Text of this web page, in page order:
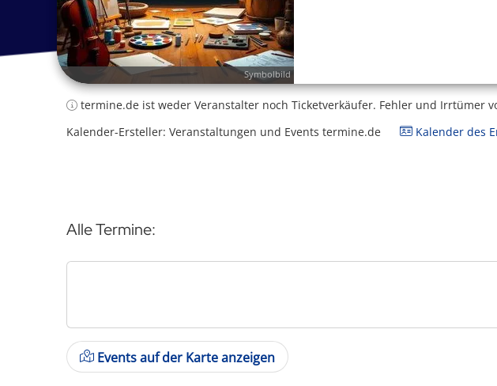
Symbolbild
termine.de ist weder Veranstalter noch Ticketverkäufer. Fehler und Irrtümer
Kalender-Ersteller: Veranstaltungen und Events termine.de
Kalender des
Alle Termine:
Events auf der Karte anzeigen